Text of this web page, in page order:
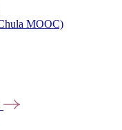
MOOC)